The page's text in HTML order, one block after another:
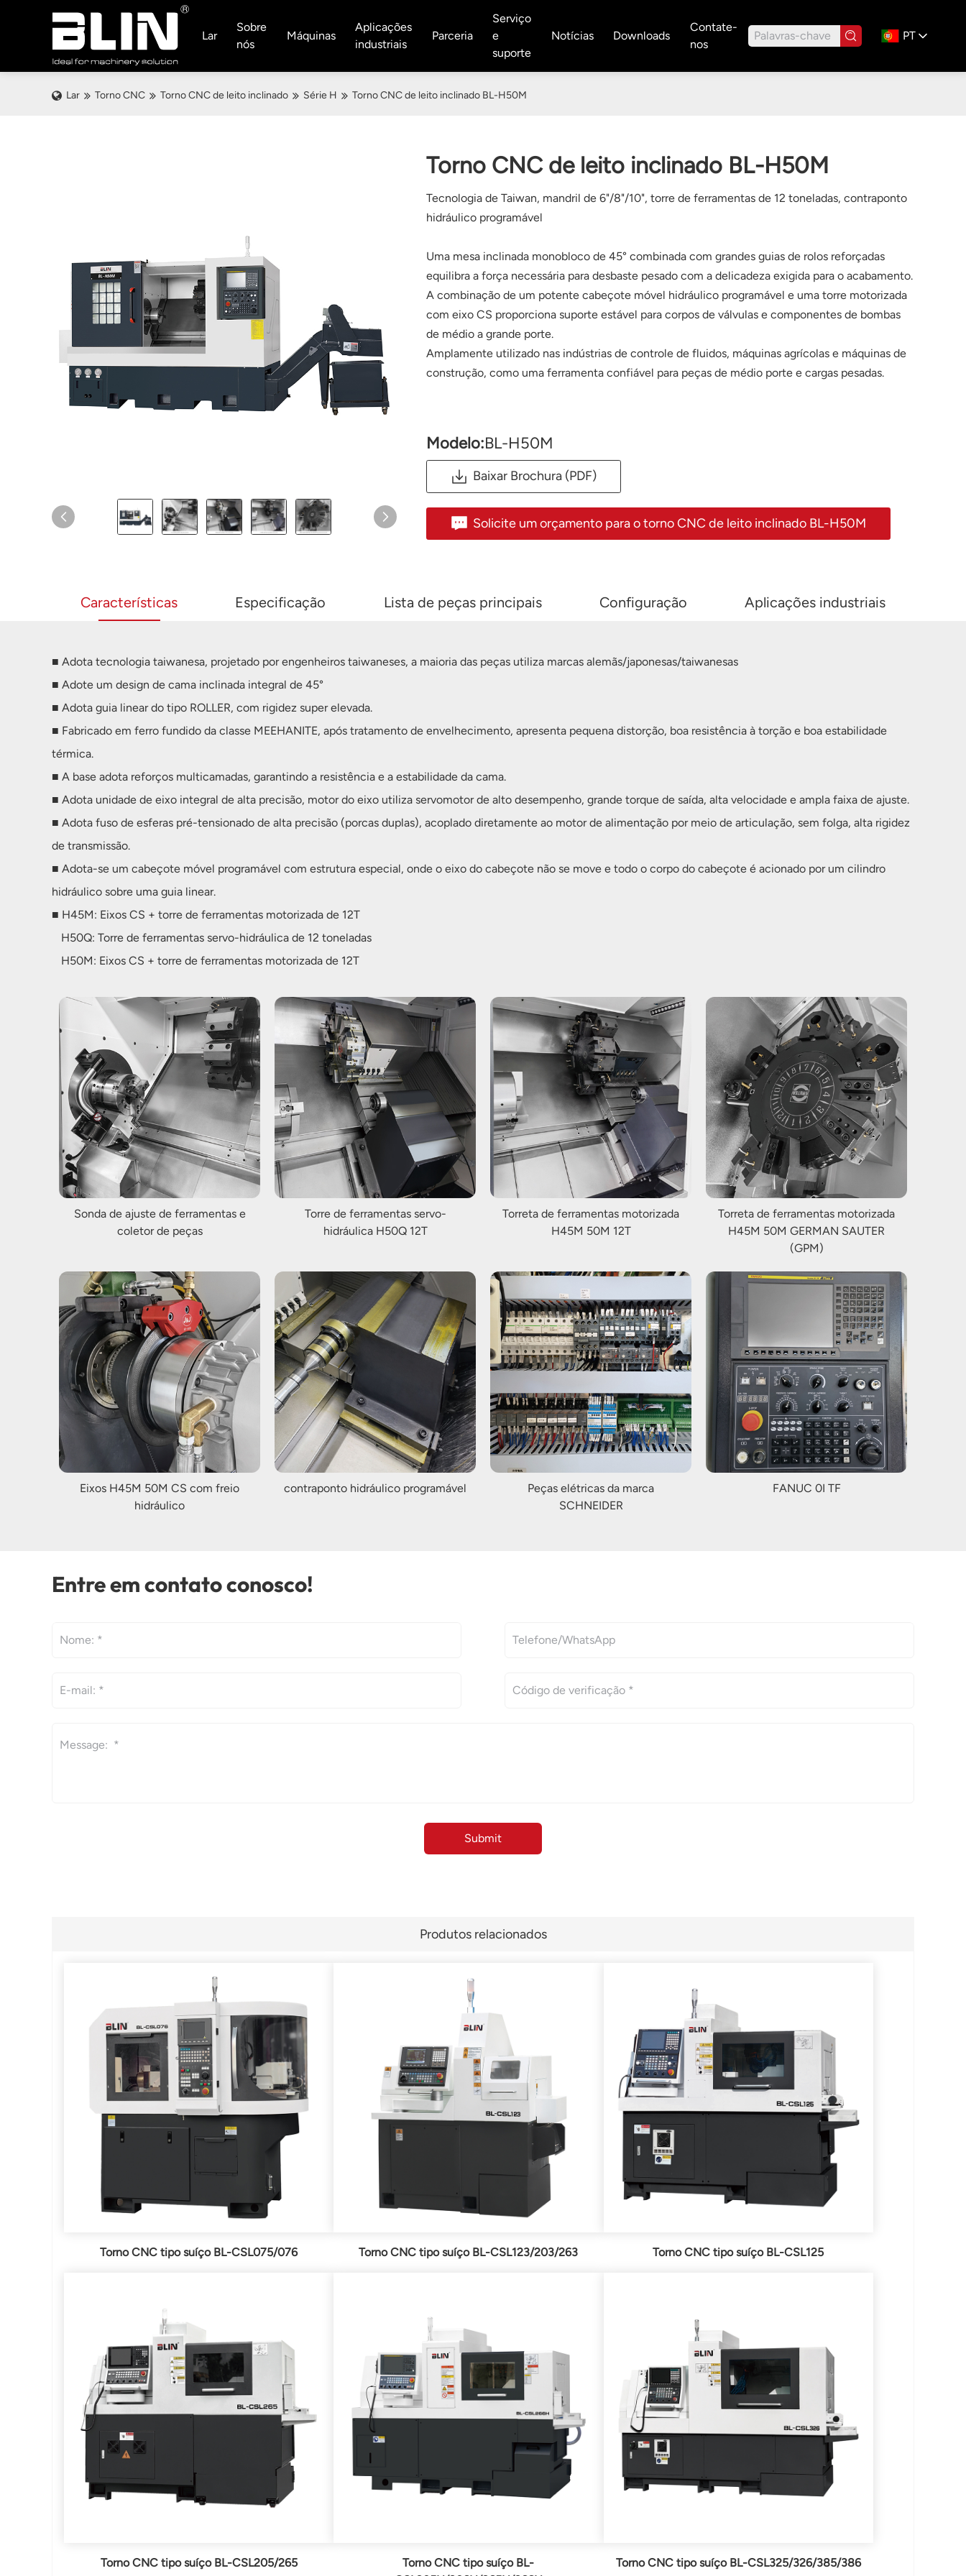
Lar
Sobre
nós
Máquinas
Aplicações
industriais
Parceria
Serviço
e
suporte
Notícias Downloads
Contate-
nos
PT
Lar Torno CNC Torno CNC de leito inclinado Série H Torno CNC de leito inclinado BL-H50M
Torno CNC de leito inclinado BL-H50M
Tecnologia de Taiwan, mandril de 6"/8"/10", torre de ferramentas de 12 toneladas, contraponto
hidráulico programável
Uma mesa inclinada monobloco de 45° combinada com grandes guias de rolos reforçadas
equilibra a força necessária para desbaste pesado com a delicadeza exigida para o acabamento.
A combinação de um potente cabeçote móvel hidráulico programável e uma torre motorizada
com eixo CS proporciona suporte estável para corpos de válvulas e componentes de bombas
de médio a grande porte.
Amplamente utilizado nas indústrias de controle de fluidos, máquinas agrícolas e máquinas de
construção, como uma ferramenta confiável para peças de médio porte e cargas pesadas.
Modelo:BL-H50M
Solicite um orçamento para o torno CNC de leito inclinado BL-H50M
Baixar Brochura (PDF)
Características Especificação Lista de peças principais Configuração Aplicações industriais
■ Adota tecnologia taiwanesa, projetado por engenheiros taiwaneses, a maioria das peças utiliza marcas alemãs/japonesas/taiwanesas
■ Adote um design de cama inclinada integral de 45°
■ Adota guia linear do tipo ROLLER, com rigidez super elevada.
■ Fabricado em ferro fundido da classe MEEHANITE, após tratamento de envelhecimento, apresenta pequena distorção, boa resistência à torção e boa estabilidade
térmica.
■ A base adota reforços multicamadas, garantindo a resistência e a estabilidade da cama.
■ Adota unidade de eixo integral de alta precisão, motor do eixo utiliza servomotor de alto desempenho, grande torque de saída, alta velocidade e ampla faixa de ajuste.
■ Adota fuso de esferas pré-tensionado de alta precisão (porcas duplas), acoplado diretamente ao motor de alimentação por meio de articulação, sem folga, alta rigidez
de transmissão.
■ Adota-se um cabeçote móvel programável com estrutura especial, onde o eixo do cabeçote não se move e todo o corpo do cabeçote é acionado por um cilindro
hidráulico sobre uma guia linear.
■ H45M: Eixos CS + torre de ferramentas motorizada de 12T
H50Q: Torre de ferramentas servo-hidráulica de 12 toneladas
H50M: Eixos CS + torre de ferramentas motorizada de 12T
Sonda de ajuste de ferramentas e
coletor de peças
Torre de ferramentas servo-
hidráulica H50Q 12T
Torreta de ferramentas motorizada
H45M 50M 12T
Torreta de ferramentas motorizada
H45M 50M GERMAN SAUTER
(GPM)
Eixos H45M 50M CS com freio
hidráulico
contraponto hidráulico programável
Peças elétricas da marca
SCHNEIDER
FANUC 0I TF
Entre em contato conosco!
Produtos relacionados
Torno CNC tipo suíço BL-CSL075/076 Torno CNC tipo suíço BL-CSL123/203/263 Torno CNC tipo suíço BL-CSL125
Torno CNC tipo suíço BL-CSL205/265
Torno CNC tipo suíço BL-
Torno CNC tipo suíço BL-CSL325/326/385/386